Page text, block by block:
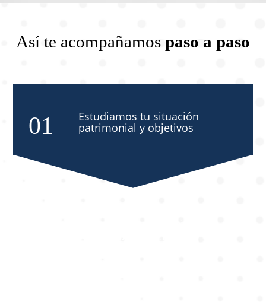
Así te acompañamos paso a paso
Estudiamos tu situación
patrimonial y objetivos